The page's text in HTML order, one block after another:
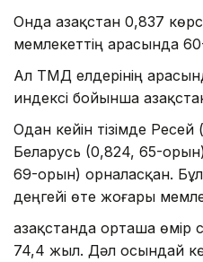
Онда Қазақстан 0,837
мемлекеттің арасында
Ал ТМД елдерінің
индексі бойынша
Одан кейін тізімде
Беларусь (0,824, 65-
69-орын) орналасқан.
деңгейі өте жоғары
Қазақстанда орташа
74,4 жыл. Дәл осындай